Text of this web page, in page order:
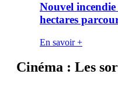
Nouvel
hectares
En savoir +
Cinéma : Les